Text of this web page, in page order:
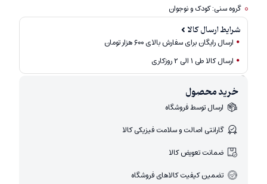
گروه سنی: کودک و نوجوان
شرایط ارسال کالا
ارسال رایگان برای سفارش بالای ۶۰۰ هزار تومان
ارسال کالا طی ۱ الی ۲ روزکاری
خرید محصول
ارسال توسط فروشگاه
گارانتی اصالت و سلامت فیزیکی کالا
ضمانت تعویض کالا
تضمین کیفیت کالاهای فروشگاه